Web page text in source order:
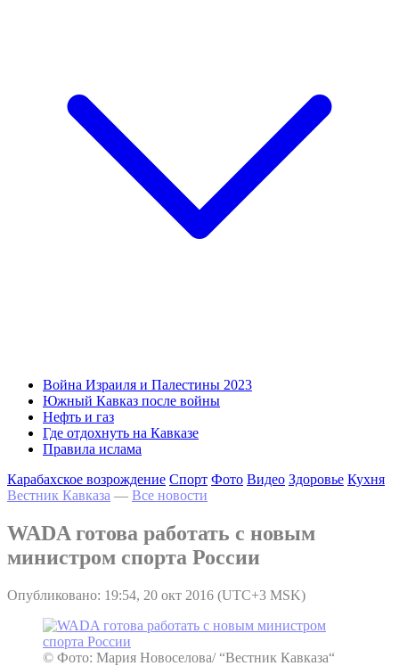
Война Израиля и Палестины 2023
Южный Кавказ после войны
Нефть и газ
Где отдохнуть на Кавказе
Правила ислама
Карабахское возрождение Спорт Фото Видео Здоровье Кухня
Вестник Кавказа — Все новости
WADA готова работать с новым
министром спорта России
Опубликовано: 19:54, 20 окт 2016 (UTC+3 MSK)
© Фото: Мария Новоселова/ “Вестник Кавказа“